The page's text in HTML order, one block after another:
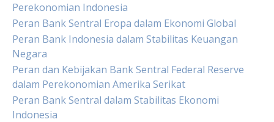
Perekonomian Indonesia
Peran Bank Sentral Eropa dalam Ekonomi Global
Peran Bank Indonesia dalam Stabilitas Keuangan
Negara
Peran dan Kebijakan Bank Sentral Federal Reserve
dalam Perekonomian Amerika Serikat
Peran Bank Sentral dalam Stabilitas Ekonomi
Indonesia